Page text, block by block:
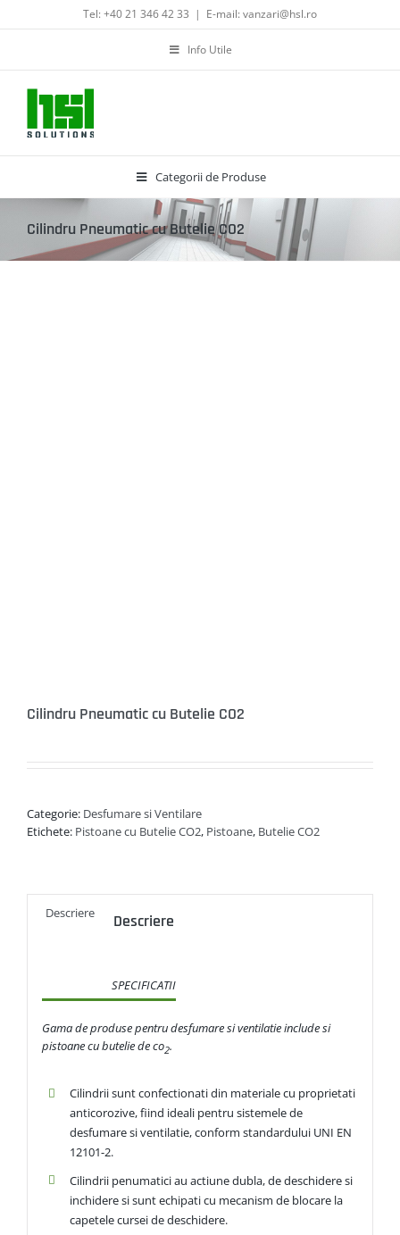
to
Tel: +40 21 346 42 33 | E-mail: vanzari@hsl.ro
Info Utile
Categorii de Produse
Cilindru Pneumatic cu Butelie CO2
Cilindru Pneumatic cu Butelie CO2
Categorie: Desfumare si Ventilare
Etichete: Pistoane cu Butelie CO2, Pistoane, Butelie CO2
Descriere Descriere
SPECIFICATII
Gama de produse pentru desfumare si ventilatie include si
pistoane cu butelie de co2.
Cilindrii sunt confectionati din materiale cu proprietati
anticorozive, fiind ideali pentru sistemele de
desfumare si ventilatie, conform standardului UNI EN
12101-2.
Cilindrii penumatici au actiune dubla, de deschidere si
inchidere si sunt echipati cu mecanism de blocare la
capetele cursei de deschidere.